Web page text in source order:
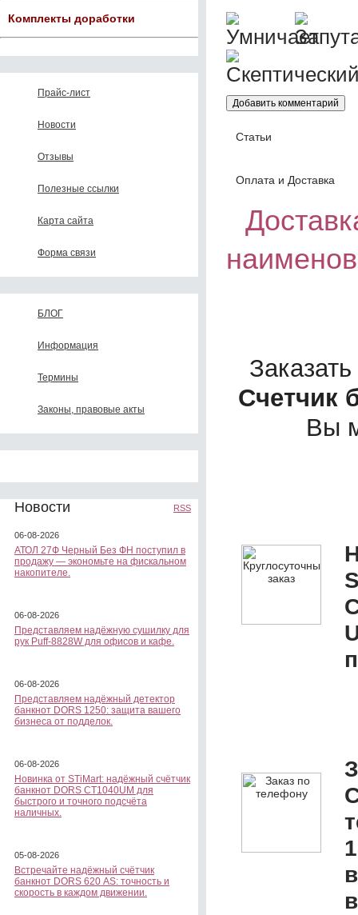
Комплекты доработки
Прайс-лист
Новости
Отзывы
Полезные ссылки
Карта сайта
Форма связи
БЛОГ
Информация
Термины
Законы, правовые акты
Новости RSS
06-08-2026
АТОЛ 27Ф Черный Без ФН поступил в
продажу — экономьте на фискальном
накопителе.
06-08-2026
Представляем надёжную сушилку для
рук Puff-8828W для офисов и кафе.
06-08-2026
Представляем надёжный детектор
банкнот DORS 1250: защита вашего
бизнеса от подделок.
06-08-2026
Новинка от STiMart: надёжный счётчик
банкнот DORS CT1040UM для
быстрого и точного подсчёта
наличных.
05-08-2026
Встречайте надёжный счётчик
банкнот DORS 620 АS: точность и
скорость в каждом движении.
Статьи
Оплата и Доставка
Счетчик
Вы